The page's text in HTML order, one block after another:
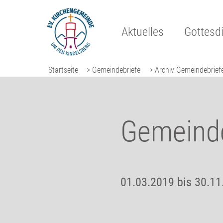
Aktuelles
Startseite > Gemeindebriefe > Archiv
01.03.2019 bis